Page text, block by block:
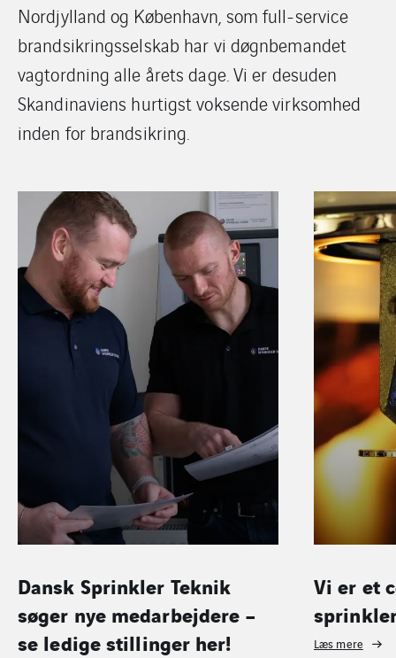
Nordjylland og København, som full-service
brandsikringsselskab har vi døgnbemandet
vagtordning alle årets dage. Vi er desuden
Skandinaviens hurtigst voksende virksomhed
inden for brandsikring.
Teknik
–
her!
Vi er et certificereret
sprinkler-firma
Læs mere